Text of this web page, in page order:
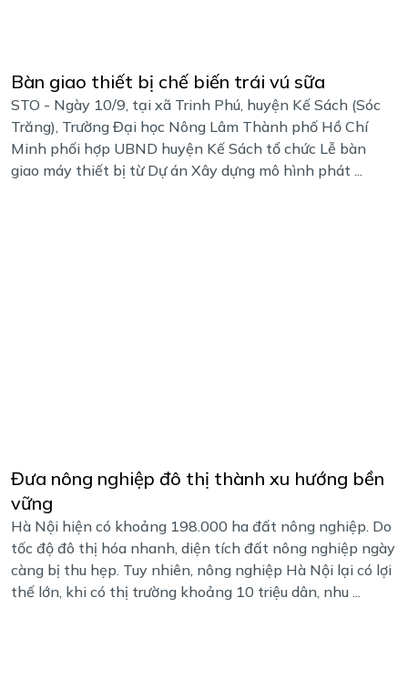
Bàn giao thiết bị chế biến trái vú sữa
STO - Ngày 10/9, tại xã Trinh Phú, huyện Kế Sách (Sóc
Trăng), Trường Đại học Nông Lâm Thành phố Hồ Chí
Minh phối hợp UBND huyện Kế Sách tổ chức Lễ bàn
giao máy thiết bị từ Dự án Xây dựng mô hình phát ...
Đưa nông nghiệp đô thị thành xu hướng bền
vững
Hà Nội hiện có khoảng 198.000 ha đất nông nghiệp. Do
tốc độ đô thị hóa nhanh, diện tích đất nông nghiệp ngày
càng bị thu hẹp. Tuy nhiên, nông nghiệp Hà Nội lại có lợi
thế lớn, khi có thị trường khoảng 10 triệu dân, nhu ...